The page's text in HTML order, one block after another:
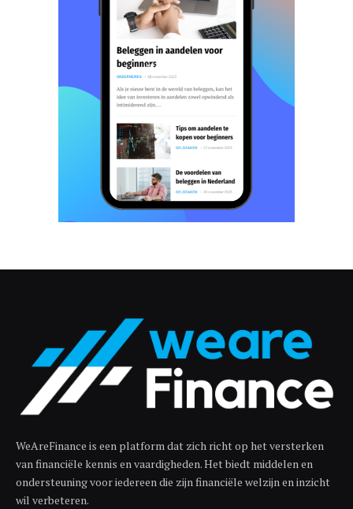
WeAreFinance is een platform dat zich richt op het versterken
van financiële kennis en vaardigheden. Het biedt middelen en
ondersteuning voor iedereen die zijn financiële welzijn en inzicht
wil verbeteren.